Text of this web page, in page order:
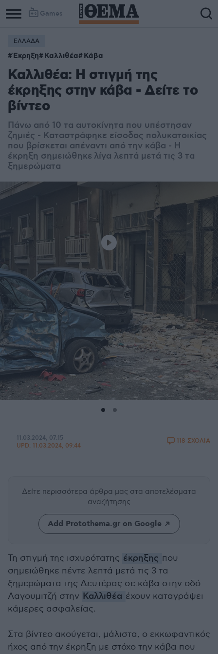
Games
ΕΛΛΑΔΑ
Έκρηξη Καλλιθέα Κάβα
Καλλιθέα: Η στιγμή της
έκρηξης στην κάβα - Δείτε το
βίντεο
Πάνω από 10 τα αυτοκίνητα που υπέστησαν
ζημιές - Καταστράφηκε είσοδος πολυκατοικίας
που βρίσκεται απέναντι από την κάβα - Η
έκρηξη σημειώθηκε λίγα λεπτά μετά τις 3 τα
ξημερώματα
11.03.2024, 07:15
UPD: 11.03.2024, 09:44
118 ΣΧΟΛΙΑ
Δείτε περισσότερα άρθρα μας στα αποτελέσματα
αναζήτησης
Add Protothema.gr on Google
Τη στιγμή της ισχυρότατης έκρηξης που
σημειώθηκε πέντε λεπτά μετά τις 3 τα
ξημερώματα της Δευτέρας σε κάβα στην οδό
Λαγουμιτζή στην Καλλιθέα έχουν καταγράψει
κάμερες ασφαλείας.
Στα βίντεο ακούγεται, μάλιστα, ο εκκωφαντικός
ήχος από την έκρηξη με στόχο την κάβα που